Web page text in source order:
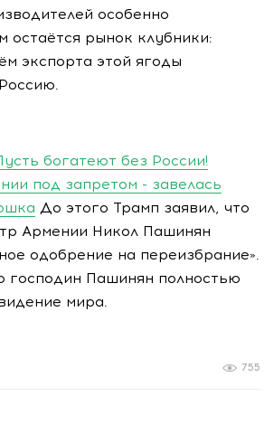
особенно
остаётся рынок клубники:
экспорта этой ягоды
богатеют без России!
под запретом - завелась
До этого Трамп заявил, что
Армении Никол Пашинян
одобрение на переизбрание».
господин Пашинян полностью
мира.
755